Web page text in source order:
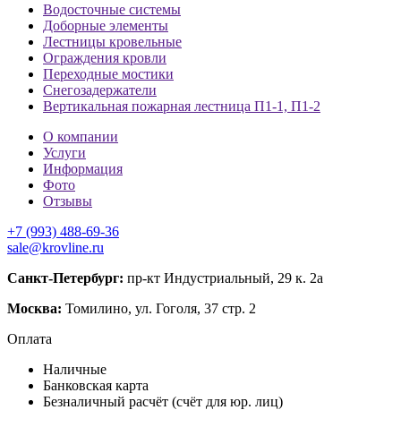
Водосточные системы
Доборные элементы
Лестницы кровельные
Ограждения кровли
Переходные мостики
Снегозадержатели
Вертикальная пожарная лестница П1-1, П1-2
О компании
Услуги
Информация
Фото
Отзывы
+7 (993) 488-69-36
sale@krovline.ru
Санкт-Петербург: пр-кт Индустриальный, 29 к. 2а
Москва: Томилино, ул. Гоголя, 37 стр. 2
Оплата
Наличные
Банковская карта
Безналичный расчёт (счёт для юр. лиц)